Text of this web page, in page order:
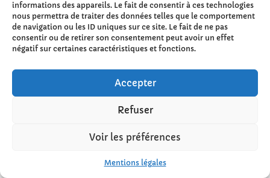
informations des appareils. Le fait de consentir à ces technologies
nous permettra de traiter des données telles que le comportement
de navigation ou les ID uniques sur ce site. Le fait de ne pas
consentir ou de retirer son consentement peut avoir un effet
négatif sur certaines caractéristiques et fonctions.
Accepter
Refuser
Voir les préférences
Mentions légales